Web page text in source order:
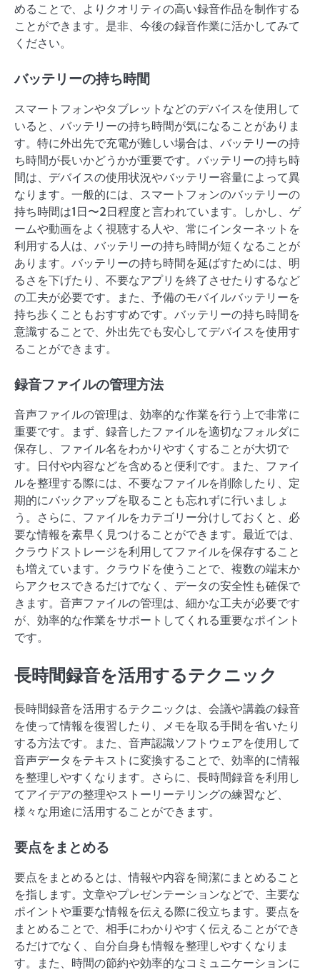
めることで、よりクオリティの高い録音作品を制作する
ことができます。是非、今後の録音作業に活かしてみて
ください。
バッテリーの持ち時間
スマートフォンやタブレットなどのデバイスを使用して
いると、バッテリーの持ち時間が気になることがありま
す。特に外出先で充電が難しい場合は、バッテリーの持
ち時間が長いかどうかが重要です。バッテリーの持ち時
間は、デバイスの使用状況やバッテリー容量によって異
なります。一般的には、スマートフォンのバッテリーの
持ち時間は1日〜2日程度と言われています。しかし、ゲ
ームや動画をよく視聴する人や、常にインターネットを
利用する人は、バッテリーの持ち時間が短くなることが
あります。バッテリーの持ち時間を延ばすためには、明
るさを下げたり、不要なアプリを終了させたりするなど
の工夫が必要です。また、予備のモバイルバッテリーを
持ち歩くこともおすすめです。バッテリーの持ち時間を
意識することで、外出先でも安心してデバイスを使用す
ることができます。
録音ファイルの管理方法
音声ファイルの管理は、効率的な作業を行う上で非常に
重要です。まず、録音したファイルを適切なフォルダに
保存し、ファイル名をわかりやすくすることが大切で
す。日付や内容などを含めると便利です。また、ファイ
ルを整理する際には、不要なファイルを削除したり、定
期的にバックアップを取ることも忘れずに行いましょ
う。さらに、ファイルをカテゴリー分けしておくと、必
要な情報を素早く見つけることができます。最近では、
クラウドストレージを利用してファイルを保存すること
も増えています。クラウドを使うことで、複数の端末か
らアクセスできるだけでなく、データの安全性も確保で
きます。音声ファイルの管理は、細かな工夫が必要です
が、効率的な作業をサポートしてくれる重要なポイント
です。
長時間録音を活用するテクニック
長時間録音を活用するテクニックは、会議や講義の録音
を使って情報を復習したり、メモを取る手間を省いたり
する方法です。また、音声認識ソフトウェアを使用して
音声データをテキストに変換することで、効率的に情報
を整理しやすくなります。さらに、長時間録音を利用し
てアイデアの整理やストーリーテリングの練習など、
様々な用途に活用することができます。
要点をまとめる
要点をまとめるとは、情報や内容を簡潔にまとめること
を指します。文章やプレゼンテーションなどで、主要な
ポイントや重要な情報を伝える際に役立ちます。要点を
まとめることで、相手にわかりやすく伝えることができ
るだけでなく、自分自身も情報を整理しやすくなりま
す。また、時間の節約や効率的なコミュニケーションに